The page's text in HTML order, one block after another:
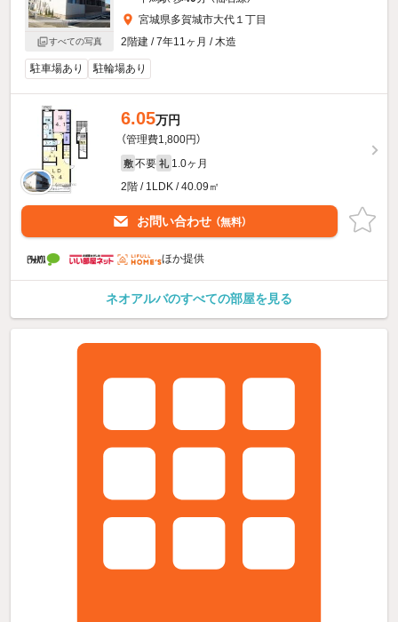
すべての写真
宮城県多賀城市大代１丁目
2階建 / 7年11ヶ月 / 木造
駐車場あり 駐輪場あり
6.05万円
（管理費1,800円）
敷 不要 礼 1.0ヶ月
2階 / 1LDK / 40.09㎡
お問い合わせ （無料）
ほか提供
ネオアルバのすべての部屋を見る